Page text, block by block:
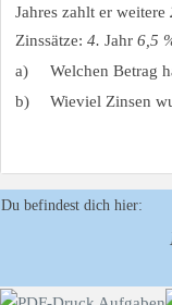
Jahres zahlt er weitere
Zinssätze: 4. Jahr 6,5
a)
Welchen Betrag
b)
Wieviel Zinsen
Du befindest dich hier: